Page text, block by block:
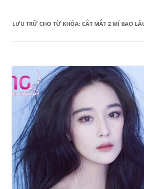
LƯU TRỮ CHO TỪ KHÓA: CẮT MẮT 2 MÍ BAO